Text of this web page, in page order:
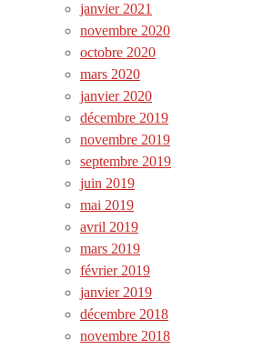
janvier 2021
novembre 2020
octobre 2020
mars 2020
janvier 2020
décembre 2019
novembre 2019
septembre 2019
juin 2019
mai 2019
avril 2019
mars 2019
février 2019
janvier 2019
décembre 2018
novembre 2018